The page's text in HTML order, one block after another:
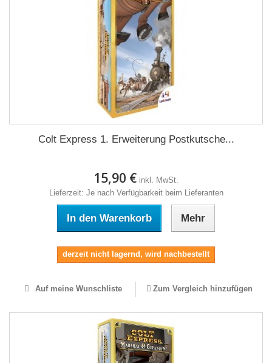
Colt Express 1. Erweiterung Postkutsche...
15,90 € inkl. MwSt.
Lieferzeit: Je nach Verfügbarkeit beim Lieferanten
In den Warenkorb Mehr
derzeit nicht lagernd, wird nachbestellt
Auf meine Wunschliste Zum Vergleich hinzufügen